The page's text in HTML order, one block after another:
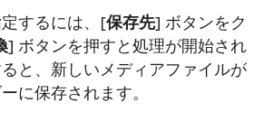
するには、[保存先] ボタンをク
] ボタンを押すと処理が開始され
と、新しいメディアファイルが
に保存されます。